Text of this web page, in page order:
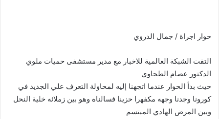
حوار اجراة / جمال الدروي
التقت الشبكة العالمية للاخبار مع مدير مستشفى حميات ملوي
الدكتور عصام الطحاوي
حيث بدأ الحوار عندما اتجهنا إليه لمحاولة التعرف علي الجديد في
كورونا وجدنا وجهه مكفهرا حزينا فسالناه وهو بين زملائه خلية النحل
وبين المرض الهادي المبتسم